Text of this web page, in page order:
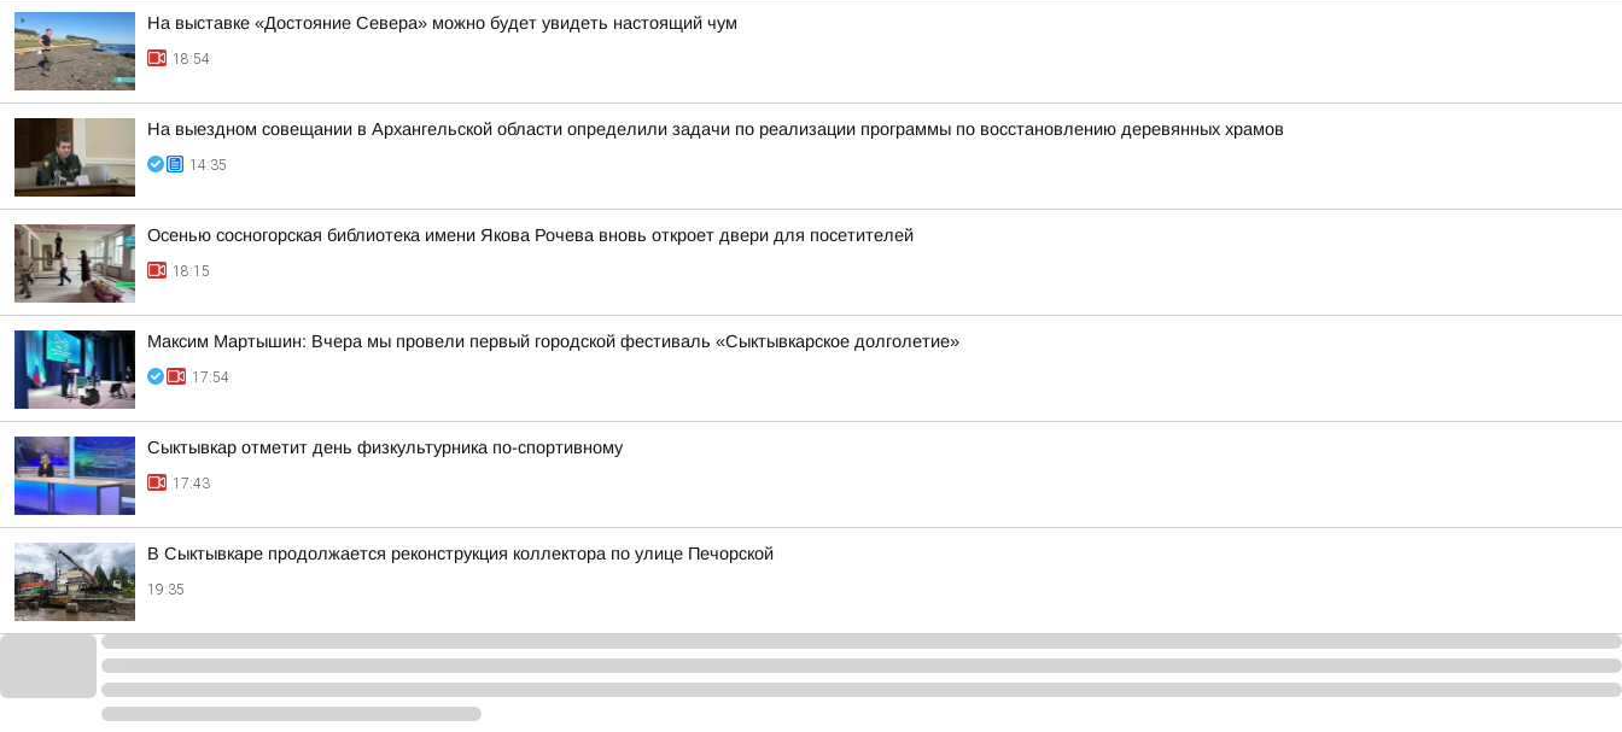
На выставке «Достояние Севера» можно будет увидеть настоящий чум
18:54
На выездном совещании в Архангельской области определили задачи по реализации программы по восстановлению деревянных храмов
14:35
Осенью сосногорская библиотека имени Якова Рочева вновь откроет двери для посетителей
18:15
Максим Мартышин: Вчера мы провели первый городской фестиваль «Сыктывкарское долголетие»
17:54
Сыктывкар отметит день физкультурника по-спортивному
17:43
В Сыктывкаре продолжается реконструкция коллектора по улице Печорской
19:35